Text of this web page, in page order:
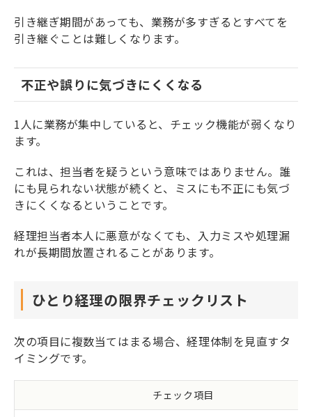
引き継ぎ期間があっても、業務が多すぎるとすべてを
引き継ぐことは難しくなります。
不正や誤りに気づきにくくなる
1人に業務が集中していると、チェック機能が弱くなり
ます。
これは、担当者を疑うという意味ではありません。誰
にも見られない状態が続くと、ミスにも不正にも気づ
きにくくなるということです。
経理担当者本人に悪意がなくても、入力ミスや処理漏
れが長期間放置されることがあります。
ひとり経理の限界チェックリスト
次の項目に複数当てはまる場合、経理体制を見直すタ
イミングです。
チェック項目